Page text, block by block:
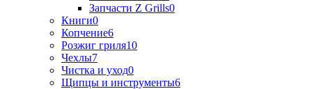
Запчасти Z Grills0
Книги0
Копчение6
Розжиг гриля10
Чехлы7
Чистка и уход0
Щипцы и инструменты6